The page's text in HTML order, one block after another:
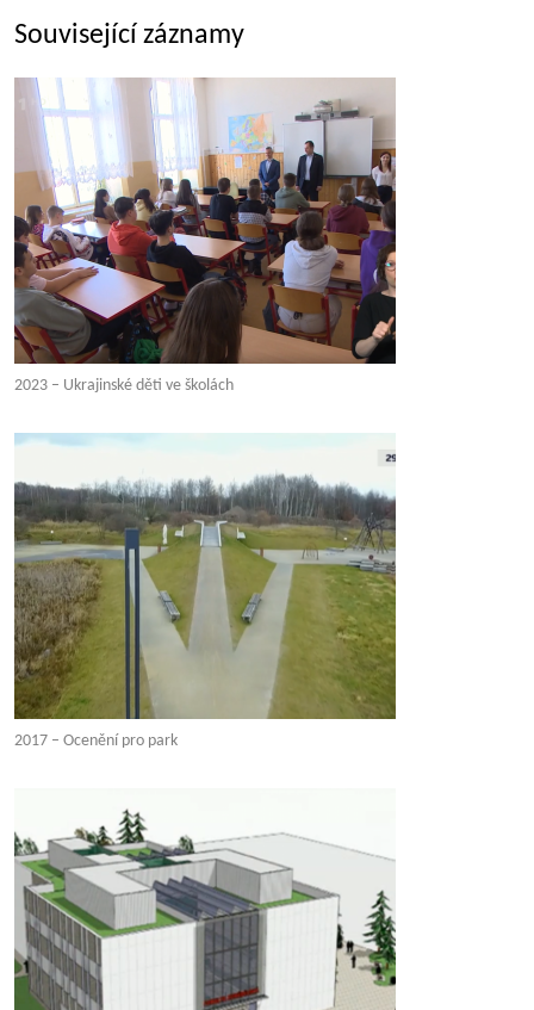
Související záznamy
2023 – Ukrajinské děti ve školách
2017 – Ocenění pro park